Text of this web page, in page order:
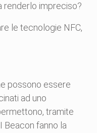
renderlo impreciso?
le tecnologie NFC,
possono essere
ad uno
tramite
Beacon fanno la